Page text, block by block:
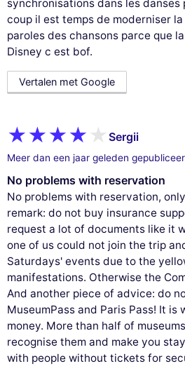
synchronisations dans les
coup il est temps de moderniser
paroles des chansons parce que
Disney c est bof.
Vertalen met Google
Sergii
Meer dan een jaar geleden
No problems with reservation
No problems with reservation,
remark: do not buy insurance
request a lot of documents like it
one of us could not join the trip
Saturdays' events due to the
manifestations. Otherwise the
And another piece of advice: do
MuseumPass and Paris Pass! It is
money. More than half of
recognise them and make you
with people without tickets for